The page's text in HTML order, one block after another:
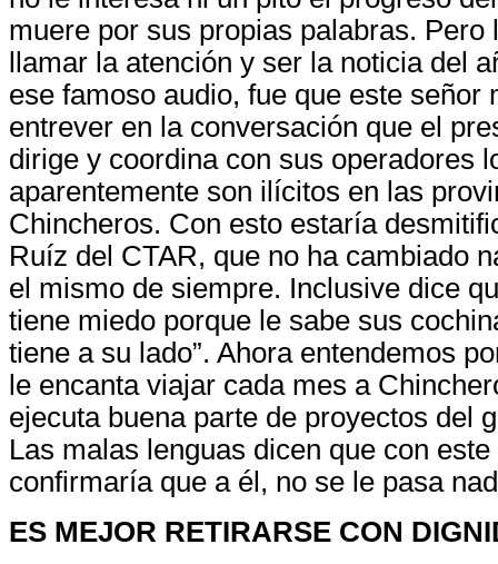
muere por sus propias palabras. Pero
llamar la atención y ser la noticia del
ese famoso audio, fue que este señor
entrever en la conversación que el
dirige y coordina con sus operadores
aparentemente son ilícitos en las
Chincheros. Con esto estaría
Ruíz del CTAR, que no ha cambiado
el mismo de siempre. Inclusive dice
tiene miedo porque le sabe sus
tiene a su lado”. Ahora entendemos
le encanta viajar cada mes a
ejecuta buena parte de proyectos del
Las malas lenguas dicen que con
confirmaría que a él, no se le pasa
ES MEJOR RETIRARSE CON